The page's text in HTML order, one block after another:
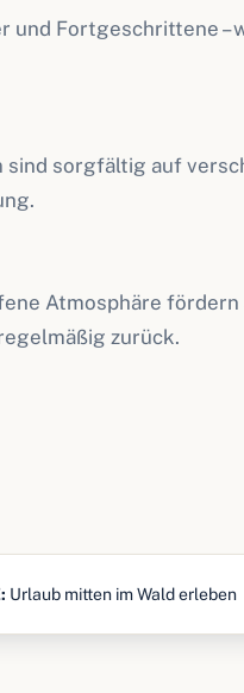
Fortgeschrittene –
sind sorgfältig auf
Atmosphäre
zurück.
Urlaub mitten im Wald erleben